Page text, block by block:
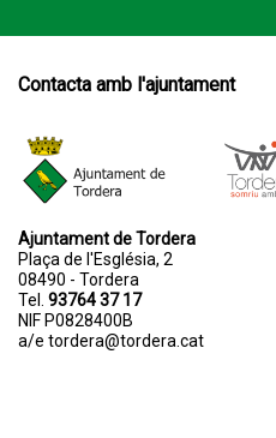
Contacta amb l'ajuntament
Ajuntament de Tordera
Plaça de l'Església, 2
08490 - Tordera
Tel. 93764 37 17
NIF P0828400B
a/e tordera@tordera.cat